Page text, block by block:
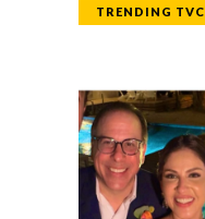
TRENDING TVC